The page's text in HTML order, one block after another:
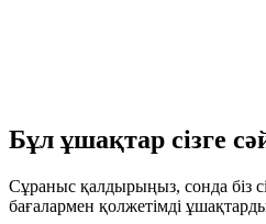
Бұл ұшақтар сізге
Сұраныс қалдырыңыз, сонда біз
бағалармен қолжетімді